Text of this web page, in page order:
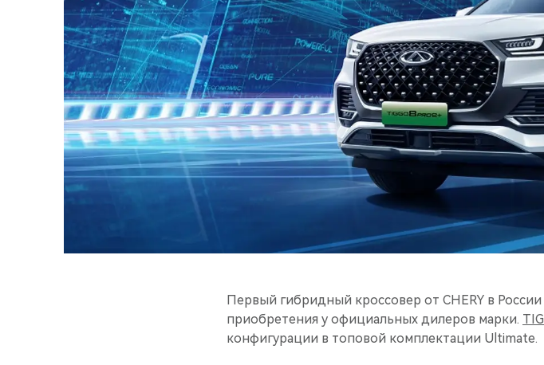
Первый гибридный кроссовер от CHERY в
приобретения у официальных дилеров марки.
конфигурации в топовой комплектации Ultimate.